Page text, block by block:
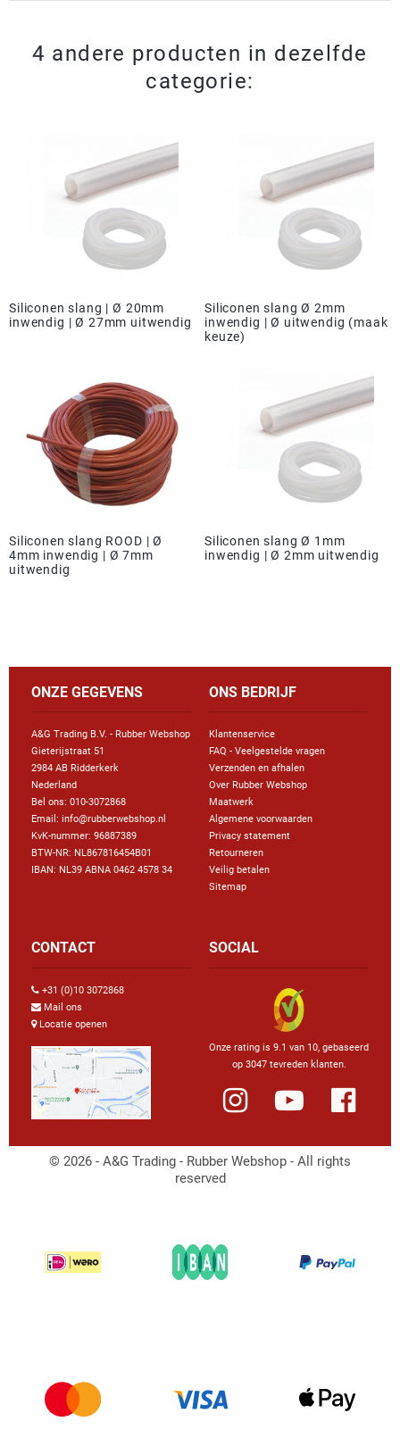
4 andere producten in dezelfde
categorie:
Siliconen slang | Ø 20mm
inwendig | Ø 27mm uitwendig
Siliconen slang Ø 2mm
inwendig | Ø uitwendig (maak
keuze)
Siliconen slang ROOD | Ø
4mm inwendig | Ø 7mm
uitwendig
Siliconen slang Ø 1mm
inwendig | Ø 2mm uitwendig
ONZE GEGEVENS
A&G Trading B.V. - Rubber Webshop
Gieterijstraat 51
2984 AB Ridderkerk
Nederland
Bel ons: 010-3072868
Email: info@rubberwebshop.nl
KvK-nummer: 96887389
BTW-NR: NL867816454B01
IBAN: NL39 ABNA 0462 4578 34
ONS BEDRIJF
Klantenservice
FAQ - Veelgestelde vragen
Verzenden en afhalen
Over Rubber Webshop
Maatwerk
Algemene voorwaarden
Privacy statement
Retourneren
Veilig betalen
Sitemap
CONTACT
+31 (0)10 3072868
Mail ons
Locatie openen
SOCIAL
Onze rating is 9.1 van 10, gebaseerd
op 3047 tevreden klanten.
© 2026 - A&G Trading - Rubber Webshop - All rights
reserved